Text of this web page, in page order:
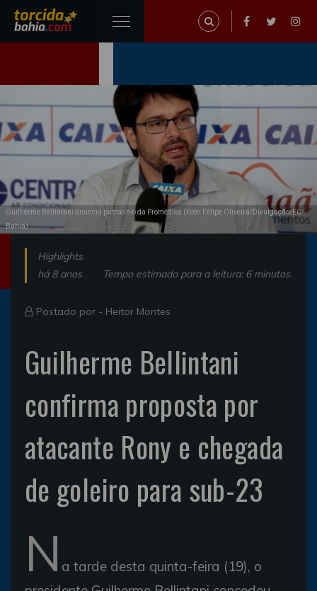
Guilherme Bellintani anuncia patrocínio da Promédica (Foto: Felipe Oliveira/Divulgação/EC
Bahia)
Highlights
há 8 anos
Tempo estimado para a leitura: 6 minutos.
Postado por - Heitor Montes
Guilherme Bellintani
confirma proposta por
atacante Rony e chegada
de goleiro para sub-23
N a tarde desta quinta-feira (19), o